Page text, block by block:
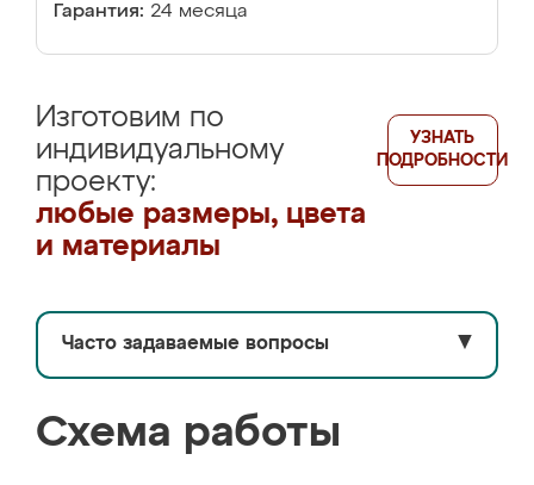
Гарантия: 24 месяца
Изготовим по
индивидуальному
проекту:
любые размеры, цвета
и материалы
УЗНАТЬ
ПОДРОБНОСТИ
Часто задаваемые вопросы ▼
Схема работы